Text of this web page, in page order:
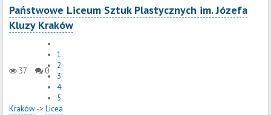
Państwowe Liceum Sztuk Plastycznych im. Józefa
Kluzy Kraków
37 0
1
2
3
4
5
Kraków-> Licea